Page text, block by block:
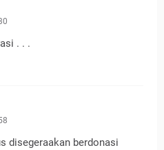
. . .
disegeraakan berdonasi